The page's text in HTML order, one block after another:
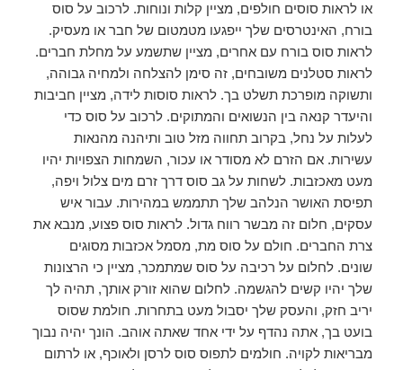
או לראות סוסים חולפים, מציין קלות ונוחות. לרכוב על סוס
בורח, האינטרסים שלך ייפגעו מטמטום של חבר או מעסיק.
לראות סוס בורח עם אחרים, מציין שתשמע על מחלת חברים.
לראות סטלנים משובחים, זה סימן להצלחה ולמחיה גבוהה,
ותשוקה מופרכת תשלט בך. לראות סוסות לידה, מציין חביבות
והיעדר קנאה בין הנשואים והמתוקים. לרכוב על סוס כדי
לעלות על נחל, בקרוב תחווה מזל טוב ותיהנה מהנאות
עשירות. אם הזרם לא מסודר או עכור, השמחות הצפויות יהיו
מעט מאכזבות. לשחות על גב סוס דרך זרם מים צלול ויפה,
תפיסת האושר הנלהב שלך תתממש במהירות. עבור איש
עסקים, חלום זה מבשר רווח גדול. לראות סוס פצוע, מנבא את
צרת החברים. חולם על סוס מת, מסמל אכזבות מסוגים
שונים. לחלום על רכיבה על סוס שמתמכר, מציין כי הרצונות
שלך יהיו קשים להגשמה. לחלום שהוא זורק אותך, תהיה לך
יריב חזק, והעסק שלך יסבול מעט בתחרות. חולמת שסוס
בועט בך, אתה נהדף על ידי אחד שאתה אוהב. הונך יהיה נבוך
מבריאות לקויה. חולמים לתפוס סוס לרסן ולאוכף, או לרתום